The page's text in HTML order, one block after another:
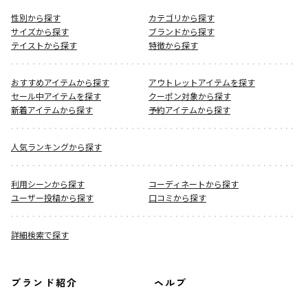
性別から探す
カテゴリから探す
サイズから探す
ブランドから探す
テイストから探す
特徴から探す
おすすめアイテムから探す
アウトレットアイテムを探す
セール中アイテムを探す
クーポン対象から探す
新着アイテムから探す
予約アイテムから探す
人気ランキングから探す
利用シーンから探す
コーディネートから探す
ユーザー投稿から探す
口コミから探す
詳細検索で探す
ブランド紹介 ヘルプ